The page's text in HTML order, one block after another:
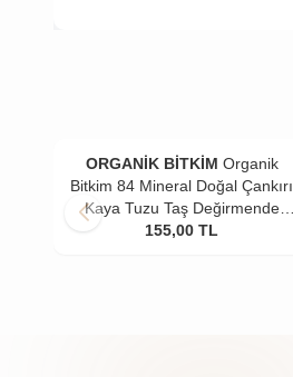
ORGANİK BİTKİM Organik
Bitkim 84 Mineral Doğal Çankırı
Kaya Tuzu Taş Değirmende
Öğütülmüş 4 x 500 gr
155,00 TL